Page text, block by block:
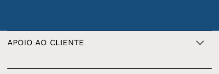
APOIO AO CLIENTE